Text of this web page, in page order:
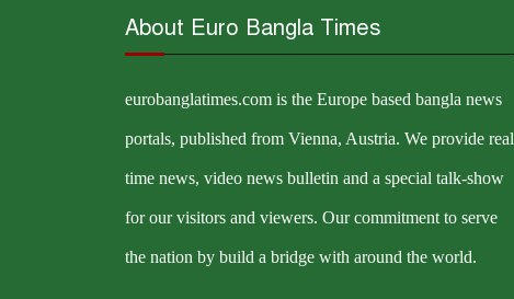
About Euro Bangla Times
eurobanglatimes.com is the Europe based bangla news
portals, published from Vienna, Austria. We provide real
time news, video news bulletin and a special talk-show
for our visitors and viewers. Our commitment to serve
the nation by build a bridge with around the world.